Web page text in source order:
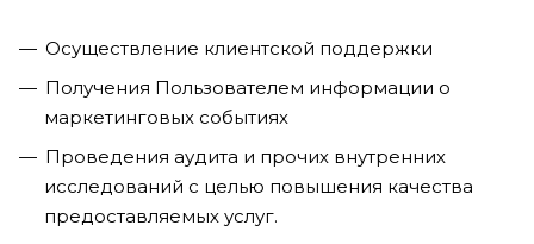
Осуществление клиентской поддержки
Получения Пользователем информации о
маркетинговых событиях
Проведения аудита и прочих внутренних
исследований с целью повышения качества
предоставляемых услуг.